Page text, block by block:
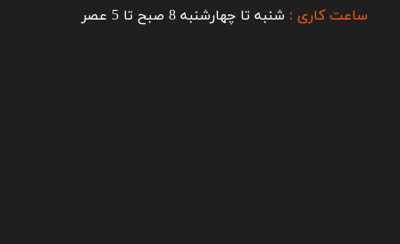
ساعت کاری : شنبه تا چهارشنبه 8 صبح تا 5 عصر